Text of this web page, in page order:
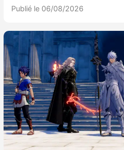
Previews
Précommandes
Précommandes
Sorties de jeux
Bons plans
Publié le 06/08/2026